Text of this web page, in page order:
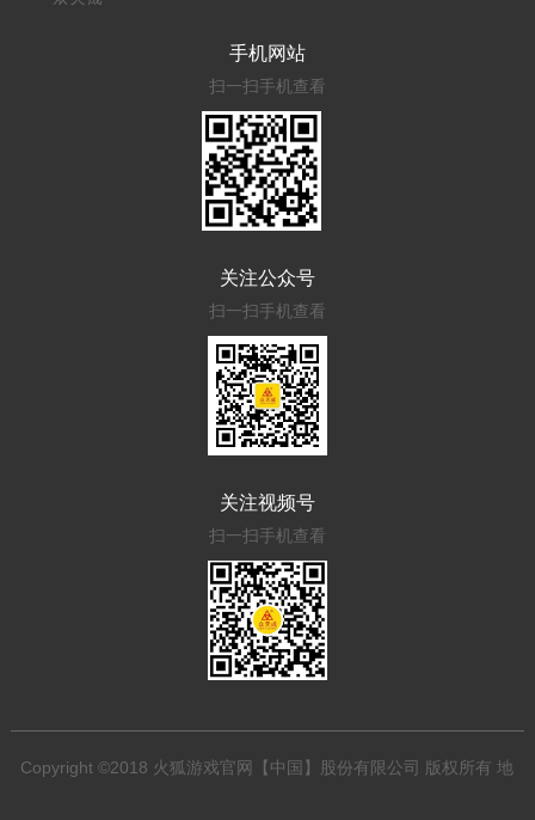
手机网站
扫一扫手机查看
关注公众号
扫一扫手机查看
关注视频号
扫一扫手机查看
Copyright ©2018 火狐游戏官网【中国】股份有限公司 版权所有 地